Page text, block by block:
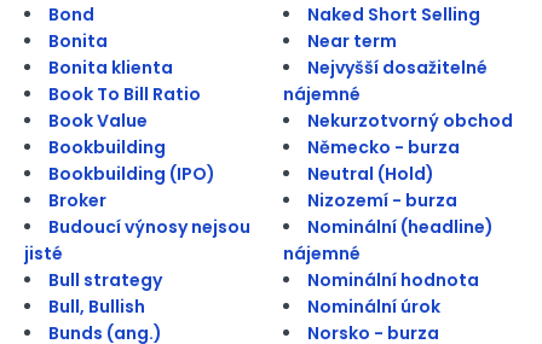
Bond
Bonita
Bonita klienta
Book To Bill Ratio
Book Value
Bookbuilding
Bookbuilding (IPO)
Broker
Budoucí výnosy nejsou
jisté
Bull strategy
Bull, Bullish
Bunds (ang.)
Naked Short Selling
Near term
Nejvyšší dosažitelné
nájemné
Nekurzotvorný obchod
Německo - burza
Neutral (Hold)
Nizozemí - burza
Nominální (headline)
nájemné
Nominální hodnota
Nominální úrok
Norsko - burza